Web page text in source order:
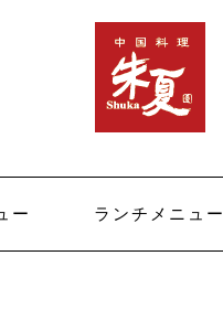
ー ランチメニュー